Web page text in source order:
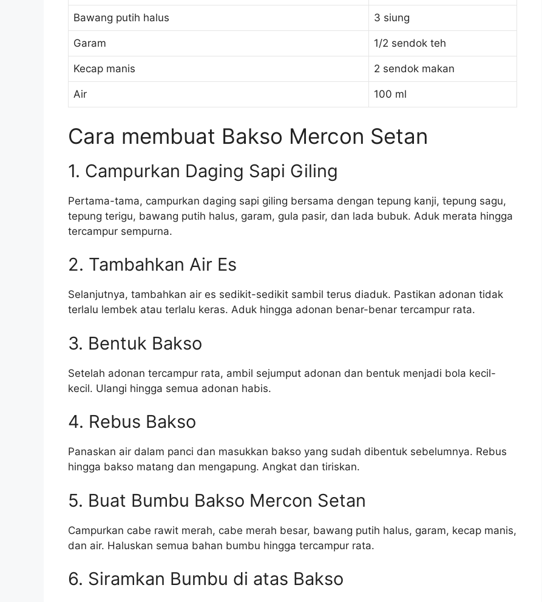
Bawang putih halus 3 siung
Garam 1/2 sendok teh
Kecap manis 2 sendok makan
Air 100 ml
Cara membuat Bakso Mercon Setan
1. Campurkan Daging Sapi Giling
Pertama-tama, campurkan daging sapi giling bersama dengan tepung kanji, tepung sagu,
tepung terigu, bawang putih halus, garam, gula pasir, dan lada bubuk. Aduk merata hingga
tercampur sempurna.
2. Tambahkan Air Es
Selanjutnya, tambahkan air es sedikit-sedikit sambil terus diaduk. Pastikan adonan tidak
terlalu lembek atau terlalu keras. Aduk hingga adonan benar-benar tercampur rata.
3. Bentuk Bakso
Setelah adonan tercampur rata, ambil sejumput adonan dan bentuk menjadi bola kecil-
kecil. Ulangi hingga semua adonan habis.
4. Rebus Bakso
Panaskan air dalam panci dan masukkan bakso yang sudah dibentuk sebelumnya. Rebus
hingga bakso matang dan mengapung. Angkat dan tiriskan.
5. Buat Bumbu Bakso Mercon Setan
Campurkan cabe rawit merah, cabe merah besar, bawang putih halus, garam, kecap manis,
dan air. Haluskan semua bahan bumbu hingga tercampur rata.
6. Siramkan Bumbu di atas Bakso